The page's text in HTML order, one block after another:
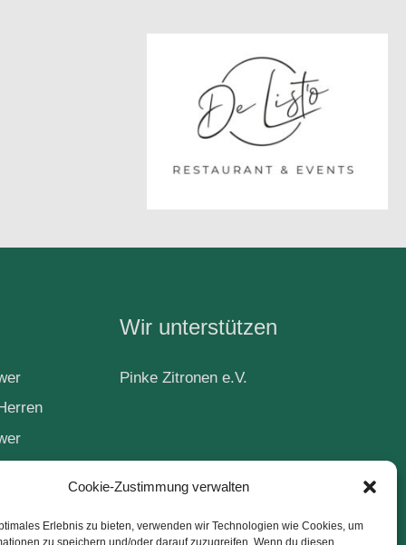
Cookie-Zustimmung verwalten
Erlebnis zu bieten, verwenden wir Technologien wie Cookies, um
zu speichern und/oder darauf zuzugreifen. Wenn du diesen
Wir unterstützen
Pinke Zitronen e.V.